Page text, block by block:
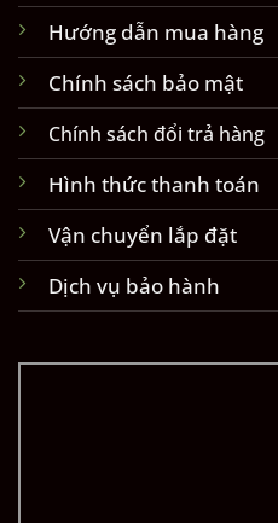
Hướng dẫn mua hàng
Chính sách bảo mật
Chính sách đổi trả hàng
Hình thức thanh toán
Vận chuyển lắp đặt
Dịch vụ bảo hành